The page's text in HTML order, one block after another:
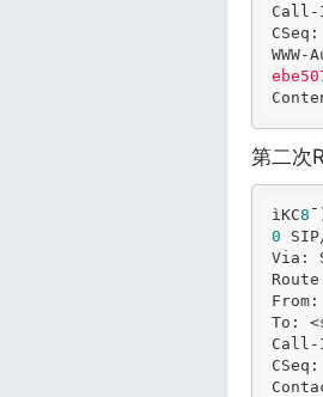
Call-
CSeq:
第二次
ìKC8
0
Via:
To:
Call-
CSeq: